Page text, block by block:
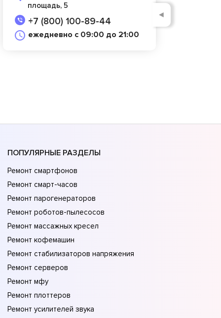
площадь, 5
+7 (800) 100-89-44
ежедневно с 09:00 до 21:00
◄
ПОПУЛЯРНЫЕ РАЗДЕЛЫ
Ремонт смартфонов
Ремонт смарт-часов
Ремонт парогенераторов
Ремонт роботов-пылесосов
Ремонт массажных кресел
Ремонт кофемашин
Ремонт стабилизаторов напряжения
Ремонт серверов
Ремонт мфу
Ремонт плоттеров
Ремонт усилителей звука